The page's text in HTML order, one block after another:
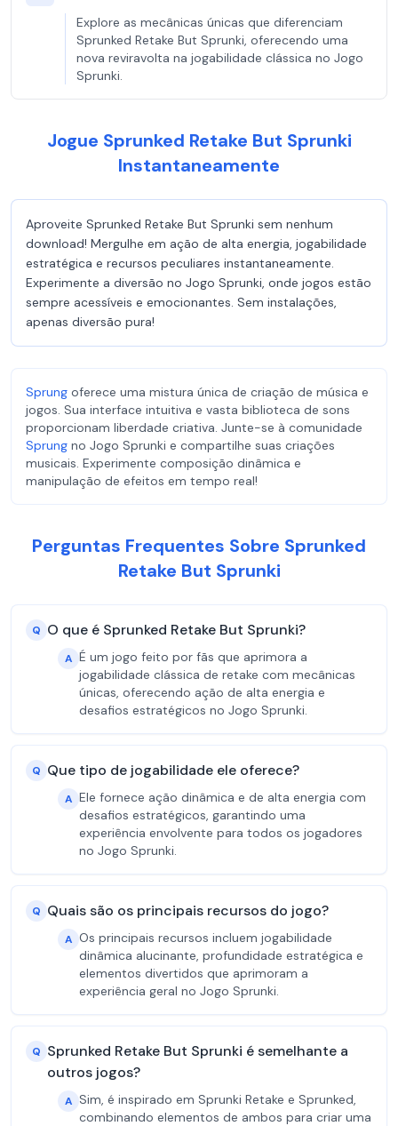
Explore as mecânicas únicas que diferenciam
Sprunked Retake But Sprunki, oferecendo uma
nova reviravolta na jogabilidade clássica no Jogo
Sprunki.
Jogue Sprunked Retake But Sprunki
Instantaneamente
Aproveite Sprunked Retake But Sprunki sem nenhum
download! Mergulhe em ação de alta energia, jogabilidade
estratégica e recursos peculiares instantaneamente.
Experimente a diversão no Jogo Sprunki, onde jogos estão
sempre acessíveis e emocionantes. Sem instalações,
apenas diversão pura!
Sprung oferece uma mistura única de criação de música e
jogos. Sua interface intuitiva e vasta biblioteca de sons
proporcionam liberdade criativa. Junte-se à comunidade
Sprung no Jogo Sprunki e compartilhe suas criações
musicais. Experimente composição dinâmica e
manipulação de efeitos em tempo real!
Perguntas Frequentes Sobre Sprunked
Retake But Sprunki
Q O que é Sprunked Retake But Sprunki?
A É um jogo feito por fãs que aprimora a
jogabilidade clássica de retake com mecânicas
únicas, oferecendo ação de alta energia e
desafios estratégicos no Jogo Sprunki.
Q Que tipo de jogabilidade ele oferece?
A Ele fornece ação dinâmica e de alta energia com
desafios estratégicos, garantindo uma
experiência envolvente para todos os jogadores
no Jogo Sprunki.
Q Quais são os principais recursos do jogo?
A Os principais recursos incluem jogabilidade
dinâmica alucinante, profundidade estratégica e
elementos divertidos que aprimoram a
experiência geral no Jogo Sprunki.
Q Sprunked Retake But Sprunki é semelhante a
outros jogos?
A Sim, é inspirado em Sprunki Retake e Sprunked,
combinando elementos de ambos para criar uma